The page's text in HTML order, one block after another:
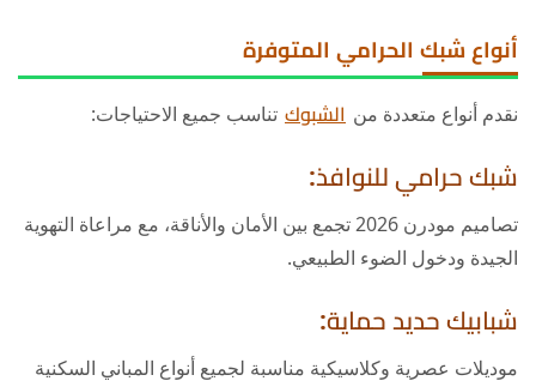
أنواع شبك الحرامي المتوفرة
نقدم أنواع متعددة من الشبوك تناسب جميع الاحتياجات:
شبك حرامي للنوافذ:
تصاميم مودرن 2026 تجمع بين الأمان والأناقة، مع مراعاة التهوية
الجيدة ودخول الضوء الطبيعي.
شبابيك حديد حماية:
موديلات عصرية وكلاسيكية مناسبة لجميع أنواع المباني السكنية